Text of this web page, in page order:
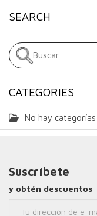
SEARCH
CATEGORIES
No hay categorías
Suscríbete
y obtén descuentos